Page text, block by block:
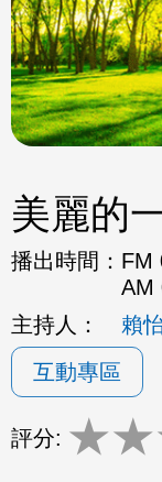
美麗的
播出時間： FM
AM
主持人：
賴
互動專區
評分: ★★